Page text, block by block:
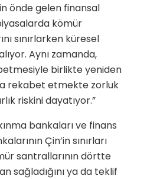
önde gelen finansal
kömür
sınırlarken küresel
Aynı zamanda,
birlikte yeniden
rekabet etmekte zorluk
riskini dayatıyor.”
bankaları ve finans
Çin’in sınırları
santrallarının dörtte
sağladığını ya da teklif